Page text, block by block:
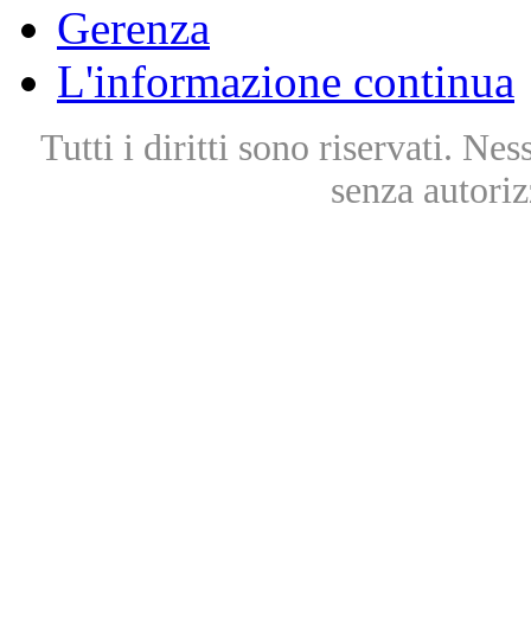
Gerenza
L'informazione continua
Tutti i diritti sono riservati.
senza